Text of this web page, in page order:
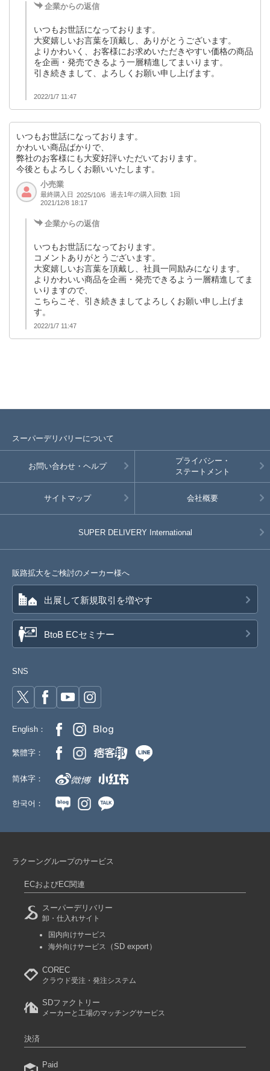
企業からの返信
いつもお世話になっております。
大変嬉しいお言葉を頂戴し、ありがとうございます。
よりかわいく、お客様にお求めいただきやすい価格の商品
を企画・発売できるよう一層精進してまいります。
引き続きまして、よろしくお願い申し上げます。
2022/1/7 11:47
いつもお世話になっております。
かわいい商品ばかりで、
弊社のお客様にも大変好評いただいております。
今後ともよろしくお願いいたします。
小売業
最終購入日 2025/10/6 過去1年の購入回数 1回
2021/12/8 18:17
企業からの返信
いつもお世話になっております。
コメントありがとうございます。
大変嬉しいお言葉を頂戴し、社員一同励みになります。
よりかわいい商品を企画・発売できるよう一層精進してま
いりますので、
こちらこそ、引き続きましてよろしくお願い申し上げま
す。
2022/1/7 11:47
スーパーデリバリーについて
お問い合わせ・ヘルプ
プライバシー・
ステートメント
サイトマップ 会社概要
SUPER DELIVERY International
販路拡大をご検討のメーカー様へ
出展して新規取引を増やす
BtoB ECセミナー
SNS
English：
繁體字：
简体字：
한국어：
ラクーングループのサービス
ECおよびEC関連
スーパーデリバリー
卸・仕入れサイト
国内向けサービス
海外向けサービス
（SD export）
COREC
クラウド受注・発注システム
SDファクトリー
メーカーと工場のマッチングサービス
決済
Paid